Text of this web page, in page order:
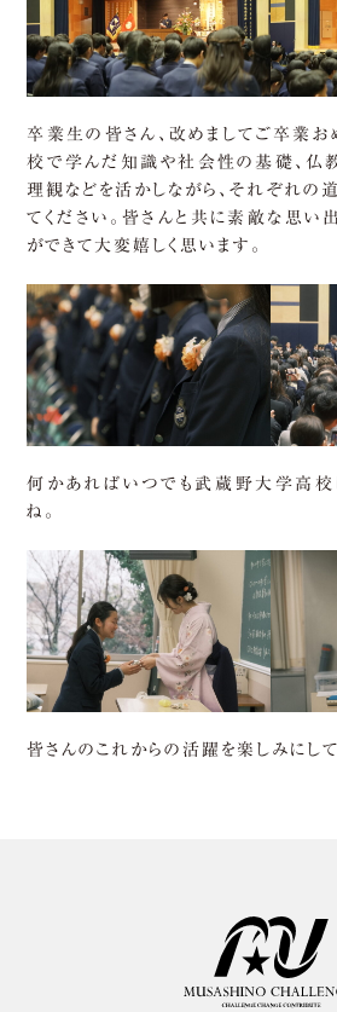
卒業生の皆さん、改めましてご卒業お
校で学んだ知識や社会性の基礎、仏
理観などを活かしながら、それぞれの
てください。皆さんと共に素敵な思い
ができて大変嬉しく思います。
何かあればいつでも武蔵野大学高校
ね。
皆さんのこれからの活躍を楽しみにして